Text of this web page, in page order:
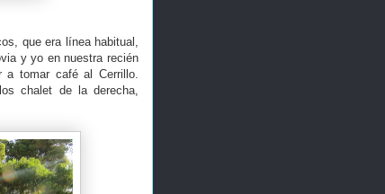
que era línea habitual,
y yo en nuestra recién
a tomar café al Cerrillo.
chalet de la derecha,